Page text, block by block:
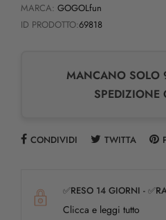
MARCA: GOGOLfun
ID PRODOTTO:69818
MANCANO SOLO
SPEDIZIONE
CONDIVIDI TWITTA
✅RESO 14 GIORNI -
Clicca e leggi tutto